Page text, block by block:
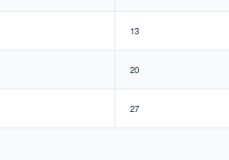
13
20
27